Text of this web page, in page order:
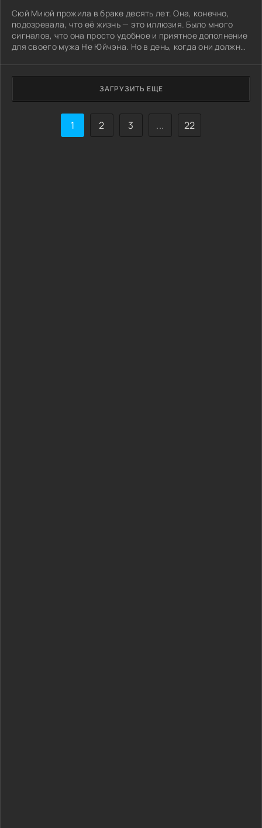
Сюй Миюй прожила в браке десять лет. Она, конечно,
подозревала, что её жизнь — это иллюзия. Было много
сигналов, что она просто удобное и приятное дополнение
для своего мужа Не Юйчэна. Но в день, когда они должны
ЗАГРУЗИТЬ ЕЩЕ
1 2 3 ... 22